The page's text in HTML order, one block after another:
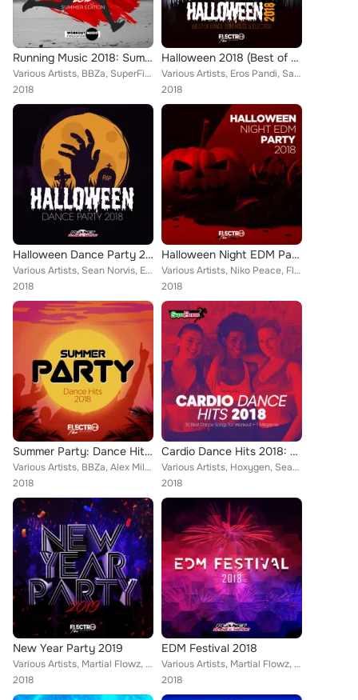
Running Music 2018: Summer Edition
Various Artists, BBZa, SuperFitness, Niko Peace, Patrick Metzker, Chris Lain, Fedo Mora, Southree, The Coolbreezers, Axer, Audio...
2018
Halloween 2018 (Best of Dance, EDM, House & Electro)
Various Artists, Eros Pandi, Samma, Bulljay, Tall & Small, Patrick Metzker, Max Fane, Fedo Mora, Axer, Audioboy, Alpha Squad, Ry...
2018
Halloween Dance Party 2018
Various Artists, Sean Norvis, Eros Pandi, Tall & Small, Patrick Metzker, Fedo Mora, Axer, Audioboy, Alpha Squad, MadMe, Niko Pea...
2018
Halloween Night EDM Party 2018
Various Artists, Niko Peace, Flip Capella, Patrick Metzker, Alka & Feiv, Daniel Rosty, Chris Lain, Rene Rodrigezz, Candy Clvb, E...
2018
Summer Party: Dance Hits 2018
Various Artists, BBZa, Alex Milani, Patrick Metzker, Miani, Max Fane, Deep Emotion, The Coolbreezers, Axer, Geo Da Silva, Idin G...
2018
Cardio Dance Hits 2018: 30 Best Dance Songs for Workout + 1 Megamix
Various Artists, Hoxygen, Sean Norvis, SuperFitness, Copamore, Eros Pandi, V.M.C., Pete Ellement, Dereck, Andrew Peret, Rawanne,...
2018
New Year Party 2019
Various Artists, Martial Flowz, Tall & Small, Kakeru, Chris Lain, Charlie Atom, Rene Rodrigezz, Michael Fall, Distortive, Axer, ...
2018
EDM Festival 2018
Various Artists, Martial Flowz, Flip Capella, Iuri DJ, Alex Milani, Bulljay, Southree, Distortive, Axer, Geo Da Silva, Turbotron...
2018